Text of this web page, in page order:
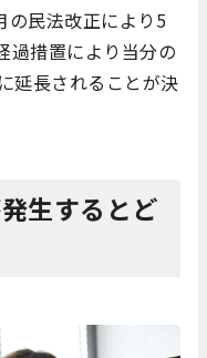
の民法改正により5
過措置により当分の
延長されることが決
生するとど